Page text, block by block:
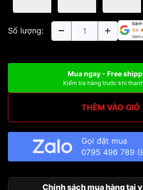
Số lượng:
Mua ngay - Free
Kiểm tra hàng trước khi
THÊM VÀO GIỎ
Gọi đặt mua
0795 496 789
Chính sách mua hàng tại